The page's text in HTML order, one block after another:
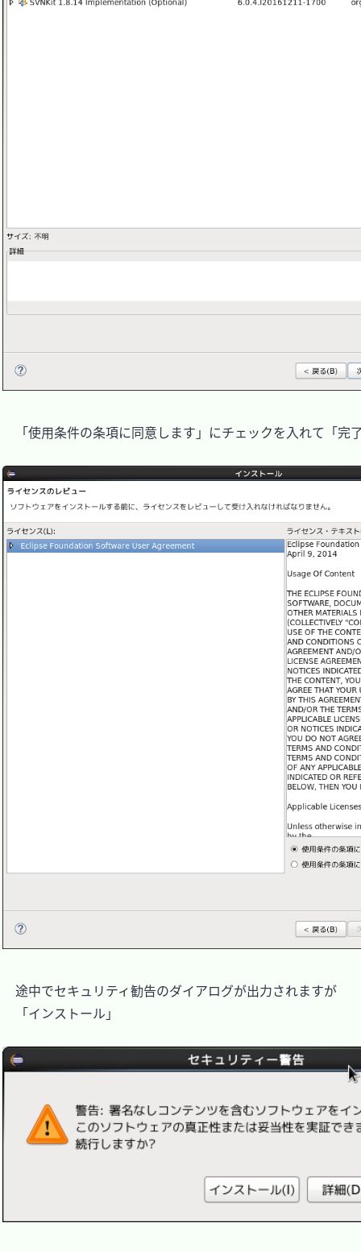
「使用条件の条項に同意します」にチェックを入れて「完
途中でセキュリティ勧告のダイアログが出力されますが
「インストール」